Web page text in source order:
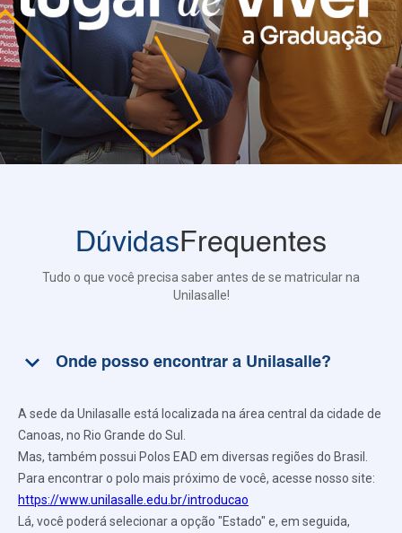
DúvidasFrequentes
Tudo o que você precisa saber antes de se matricular na
Unilasalle!
keyboard_arrow_down Onde posso encontrar a Unilasalle?
A sede da Unilasalle está localizada na área central da cidade de
Canoas, no Rio Grande do Sul.
Mas, também possui Polos EAD em diversas regiões do Brasil.
Para encontrar o polo mais próximo de você, acesse nosso site:
https://www.unilasalle.edu.br/introducao
Lá, você poderá selecionar a opção "Estado" e, em seguida,